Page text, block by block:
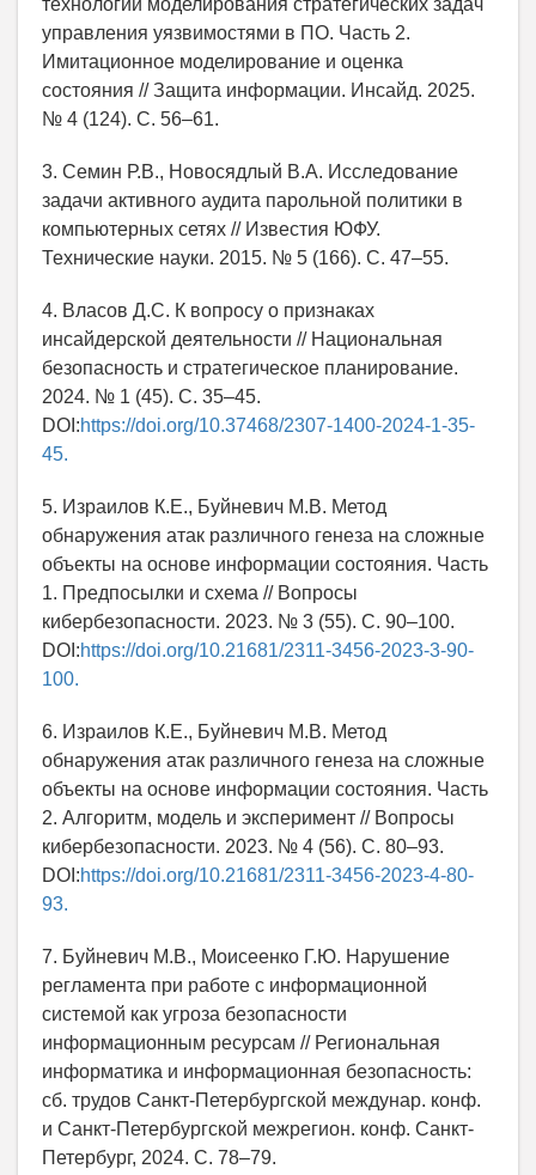
технологии моделирования стратегических задач
управления уязвимостями в ПО. Часть 2.
Имитационное моделирование и оценка
состояния // Защита информации. Инсайд. 2025.
№ 4 (124). С. 56–61.
3. Семин Р.В., Новосядлый В.А. Исследование
задачи активного аудита парольной политики в
компьютерных сетях // Известия ЮФУ.
Технические науки. 2015. № 5 (166). С. 47–55.
4. Власов Д.С. К вопросу о признаках
инсайдерской деятельности // Национальная
безопасность и стратегическое планирование.
2024. № 1 (45). С. 35–45.
DOI:https://doi.org/10.37468/2307-1400-2024-1-35-
45.
5. Израилов К.Е., Буйневич М.В. Метод
обнаружения атак различного генеза на сложные
объекты на основе информации состояния. Часть
1. Предпосылки и схема // Вопросы
кибербезопасности. 2023. № 3 (55). С. 90–100.
DOI:https://doi.org/10.21681/2311-3456-2023-3-90-
100.
6. Израилов К.Е., Буйневич М.В. Метод
обнаружения атак различного генеза на сложные
объекты на основе информации состояния. Часть
2. Алгоритм, модель и эксперимент // Вопросы
кибербезопасности. 2023. № 4 (56). С. 80–93.
DOI:https://doi.org/10.21681/2311-3456-2023-4-80-
93.
7. Буйневич М.В., Моисеенко Г.Ю. Нарушение
регламента при работе с информационной
системой как угроза безопасности
информационным ресурсам // Региональная
информатика и информационная безопасность:
сб. трудов Санкт-Петербургской междунар. конф.
и Санкт-Петербургской межрегион. конф. Санкт-
Петербург, 2024. С. 78–79.